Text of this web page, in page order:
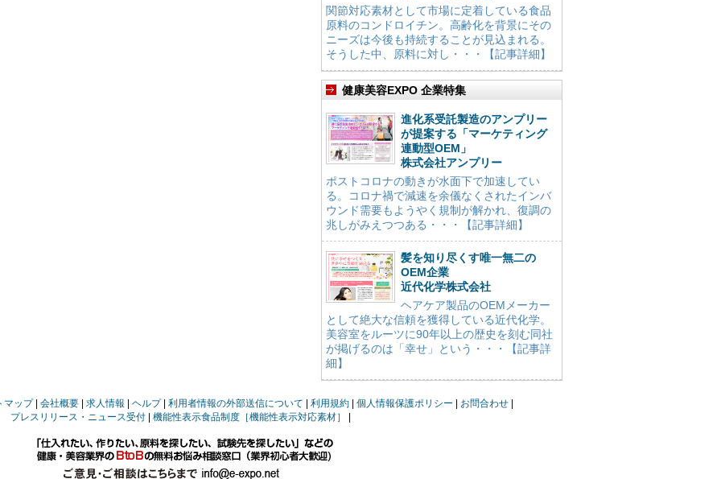
関節対応素材として市場に定着している食品
原料のコンドロイチン。高齢化を背景にその
ニーズは今後も持続することが見込まれる。
そうした中、原料に対し・・・【記事詳細】
健康美容EXPO 企業特集
進化系受託製造のアンプリー
が提案する「マーケティング
連動型OEM」
株式会社アンプリー
ポストコロナの動きが水面下で加速してい
る。コロナ禍で減速を余儀なくされたインバ
ウンド需要もようやく規制が解かれ、復調の
兆しがみえつつある・・・【記事詳細】
髪を知り尽くす唯一無二の
OEM企業
近代化学株式会社
ヘアケア製品のOEMメーカー
として絶大な信頼を獲得している近代化学。
美容室をルーツに90年以上の歴史を刻む同社
が掲げるのは「幸せ」という・・・【記事詳
細】
マップ 会社概要 求人情報 ヘルプ 利用者情報の外部送信について 利用規約 個人情報保護ポリシー
お問合わせ
プレスリリース・ニュース受付
機能性表示食品制度［機能性表示対応素材］